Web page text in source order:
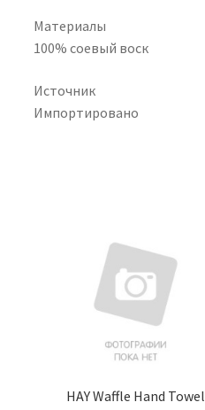
Материалы
100% соевый воск
Источник
Импортировано
HAY Waffle Hand Towel